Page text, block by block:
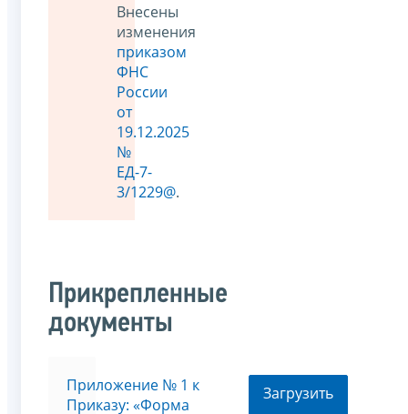
Внесены
изменения
приказом
ФНС
России
от
19.12.2025
№
ЕД-7-
3/1229@.
Прикрепленные
документы
Приложение № 1 к
Приказу: «Форма
Загрузить